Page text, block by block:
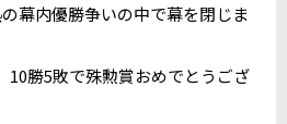
幕内優勝争いの中で幕を閉じま
10勝5敗で殊勲賞おめでとうござ